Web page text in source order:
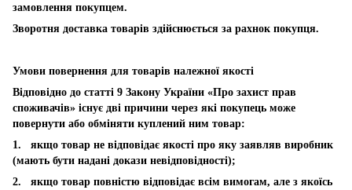
замовлення покупцем.
Зворотня доставка товарів здійснюється за рахнок покупця.
Умови повернення для товарів належної якості
Відповідно до статті 9 Закону України «Про захист прав
споживачів» існує дві причини через які покупець може
повернути або обміняти куплений ним товар:
1. якщо товар не відповідає якості про яку заявляв виробник
(мають бути надані докази невідповідності);
2. якщо товар повністю відповідає всім вимогам, але з якоїсь